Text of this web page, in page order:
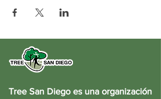
Tree San Diego es una organización